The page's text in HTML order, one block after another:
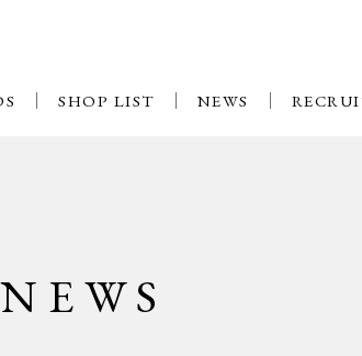
SHOP LIST NEWS
NEWS